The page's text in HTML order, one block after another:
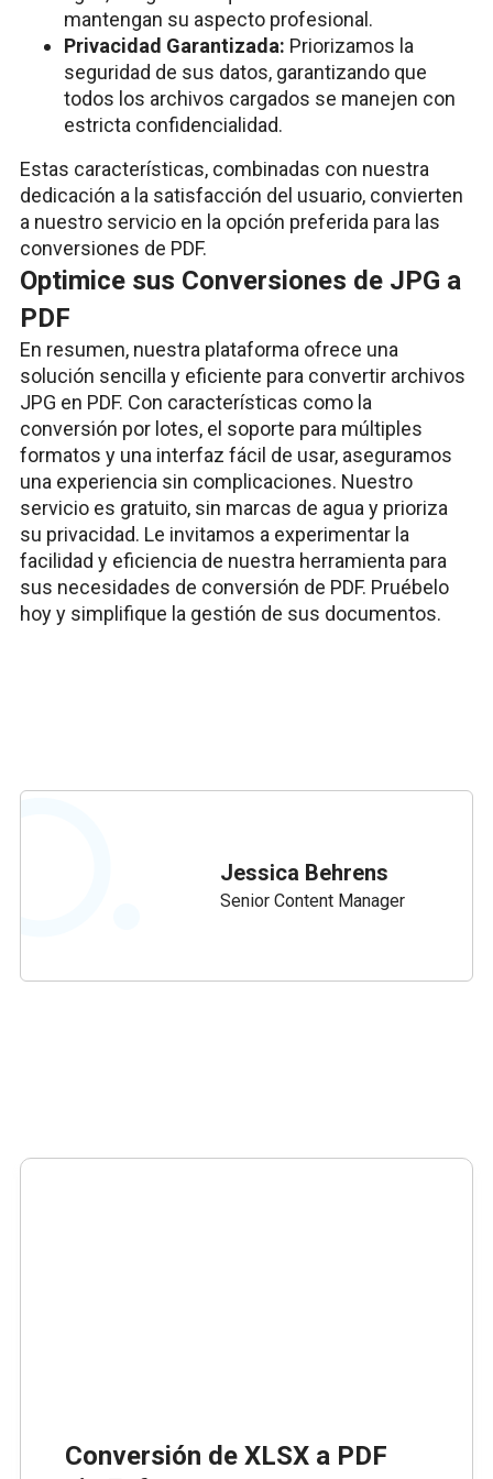
mantengan su aspecto profesional.
Privacidad Garantizada: Priorizamos la
seguridad de sus datos, garantizando que
todos los archivos cargados se manejen con
estricta confidencialidad.
Estas características, combinadas con nuestra
dedicación a la satisfacción del usuario, convierten
a nuestro servicio en la opción preferida para las
conversiones de PDF.
Optimice sus Conversiones de JPG a
PDF
En resumen, nuestra plataforma ofrece una
solución sencilla y eficiente para convertir archivos
JPG en PDF. Con características como la
conversión por lotes, el soporte para múltiples
formatos y una interfaz fácil de usar, aseguramos
una experiencia sin complicaciones. Nuestro
servicio es gratuito, sin marcas de agua y prioriza
su privacidad. Le invitamos a experimentar la
facilidad y eficiencia de nuestra herramienta para
sus necesidades de conversión de PDF. Pruébelo
hoy y simplifique la gestión de sus documentos.
Jessica Behrens
Senior Content Manager
Conversión de XLSX a PDF